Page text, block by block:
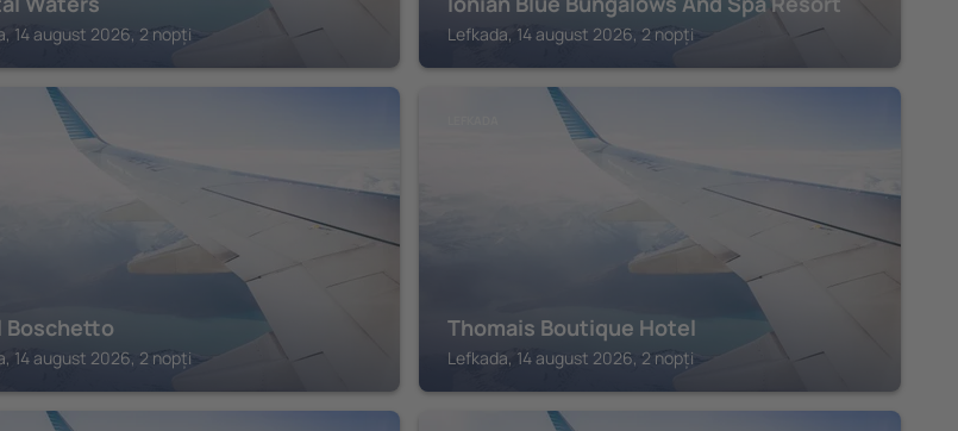
14 august 2026, 2 nopți Lefkada, 14 august 2026, 2 nopți
Boschetto
14 august 2026, 2 nopți
Thomais Boutique Hotel
Lefkada, 14 august 2026, 2 nopți